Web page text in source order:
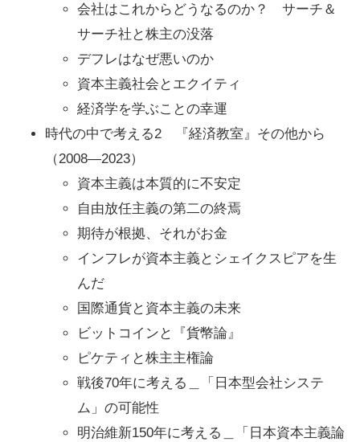
会社はこれからどうなるのか？ サーチ＆
サーチ社と株主の没落
デフレはなぜ悪いのか
資本主義社会とエクイティ
経済学を学ぶことの幸運
時代の中で考える2 『経済教室』その他から
（2008―2023）
資本主義は本質的に不安定
自由放任主義の第二の終焉
期待が根拠、それがお金
インフレが資本主義とシェイクスピアを生
んだ
国際通貨と資本主義の未来
ビットコインと『貨幣論』
ピケティと株主主権論
戦後70年に考える＿「日本型会社システ
ム」の可能性
明治維新150年に考える＿「日本資本主義論